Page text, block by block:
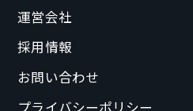
運営会社
採用情報
お問い合わせ
プライバシーポリシー